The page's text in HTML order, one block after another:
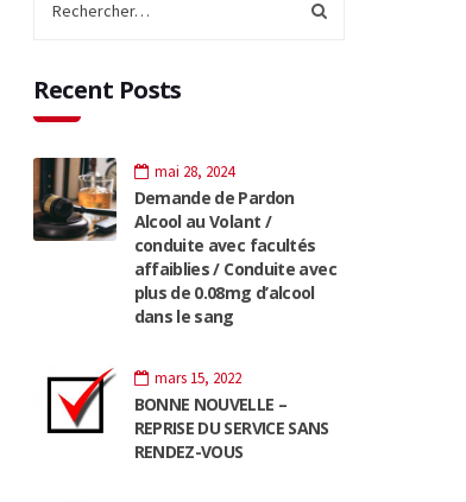
Recent Posts
mai 28, 2024
Demande de Pardon
Alcool au Volant /
conduite avec facultés
affaiblies / Conduite avec
plus de 0.08mg d’alcool
dans le sang
mars 15, 2022
BONNE NOUVELLE –
REPRISE DU SERVICE SANS
RENDEZ-VOUS